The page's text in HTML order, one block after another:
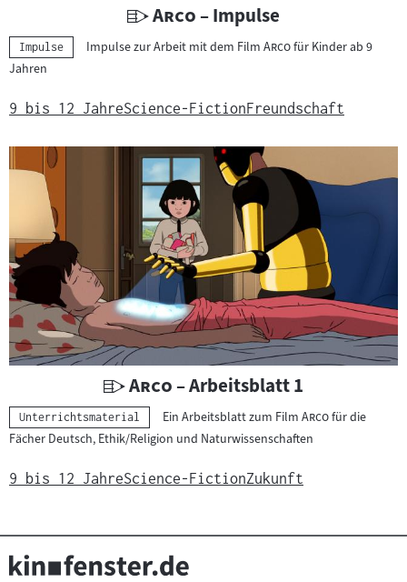
U
n
r
i
c
h
t
s
m
a
t
e
r
i
:
"
Arco "
– Impulse
Kategorie:
Impulse Impulse zur Arbeit mit dem Film "
Arco"für Kinder ab 9
Jahren
9 bis 12 JahreScience-FictionFreundschaft
U
n
t
r
c
h
"
Arco "
– Arbeitsblatt 1
Kategorie:
Unterrichtsmaterial Ein Arbeitsblatt zum Film "
Arco"für die
Fächer Deutsch, Ethik/Religion und Naturwissenschaften
9 bis 12 JahreScience-FictionZukunft